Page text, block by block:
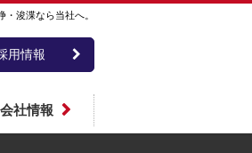
浚渫なら当社へ。
用情報
会社情報